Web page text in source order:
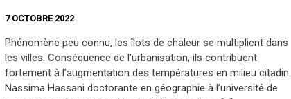
7 OCTOBRE 2022
Phénomène peu connu, les îlots de chaleur se multiplient dans
les villes. Conséquence de l’urbanisation, ils contribuent
fortement à l’augmentation des températures en milieu citadin.
Nassima Hassani doctorante en géographie à l’université de